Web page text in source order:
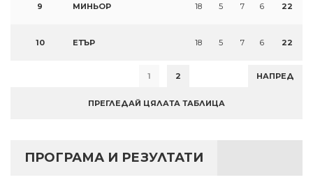
9 МИНЬОР 18 5 7 6 22
10 ЕТЪР 18 5 7 6 22
1 2 НАПРЕД
ПРЕГЛЕДАЙ ЦЯЛАТА ТАБЛИЦА
ПРОГРАМА И РЕЗУЛТАТИ